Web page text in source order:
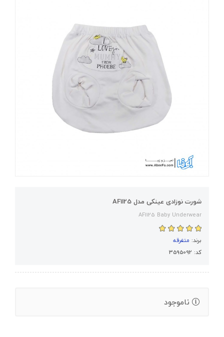
شورت نوزادی عینکی مدل AF1125
AF1125 Baby Underwear
برند: متفرقه
کد: 3595092
ناموجود